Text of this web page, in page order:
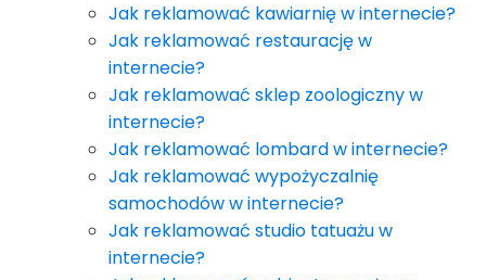
Jak reklamować kawiarnię w internecie?
Jak reklamować restaurację w
internecie?
Jak reklamować sklep zoologiczny w
internecie?
Jak reklamować lombard w internecie?
Jak reklamować wypożyczalnię
samochodów w internecie?
Jak reklamować studio tatuażu w
internecie?